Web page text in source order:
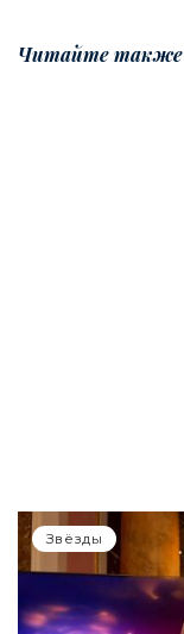
Читайте также
Звёзды